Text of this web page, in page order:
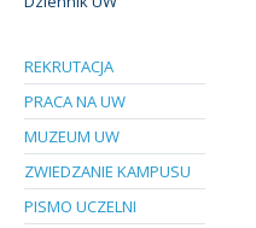
REKRUTACJA
PRACA NA UW
MUZEUM UW
ZWIEDZANIE KAMPUSU
PISMO UCZELNI